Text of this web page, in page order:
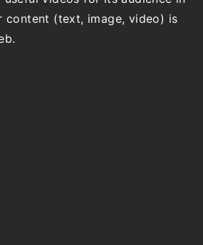
content (text, image, video) is